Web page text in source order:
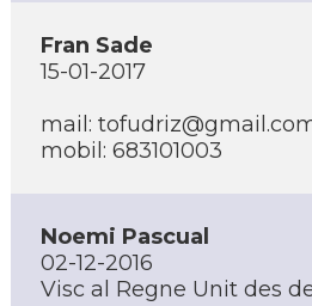
Fran Sade
15-01-2017
mail:
mobil: 683101003
Noemi Pascual
02-12-2016
Visc al Regne Unit des